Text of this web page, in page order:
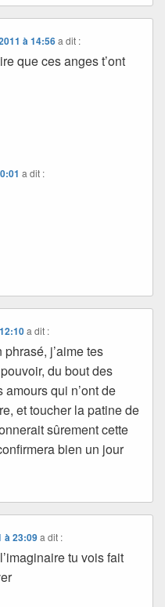
à 14:56 a dit :
que ces anges t’ont
a dit :
a dit :
phrasé, j’aime tes
du bout des
qui n’ont de
et toucher la patine de
sûrement cette
bien un jour
à 23:09 a dit :
tu vois fait